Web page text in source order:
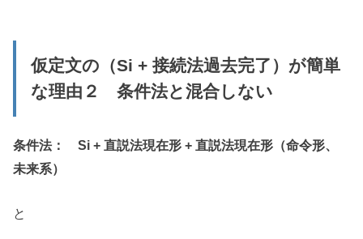
仮定文の（Si + 接続法過去完了）が簡単
な理由２ 条件法と混合しない
条件法： Si + 直説法現在形 + 直説法現在形（命令形、
未来系）
と